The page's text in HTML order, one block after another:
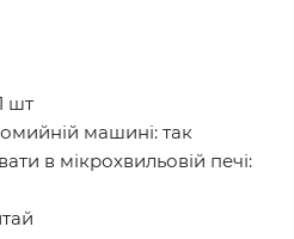
шт
машині: так
в мікрохвильовій печі: